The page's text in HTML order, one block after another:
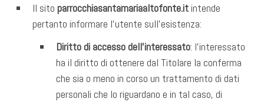
Il sito parrocchiasantamariaaltofonte.itintende
pertanto informare l’utente sull’esistenza:
Diritto di accesso dell’interessato: l’interessato
ha il diritto di ottenere dal Titolare la conferma
che sia o meno in corso un trattamento di dati
personali che lo riguardano e in tal caso, di